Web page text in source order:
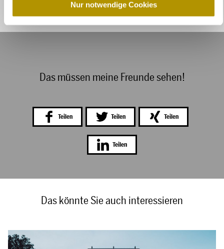
l
Nur notwendige Cookies
Das müssen meine Freunde sehen!
Teilen Teilen Teilen
Teilen
Das könnte Sie auch interessieren